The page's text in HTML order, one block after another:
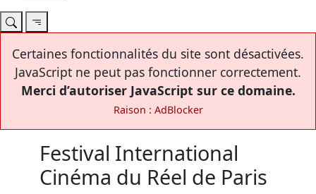
Certaines fonctionnalités du site sont désactivées.
JavaScript ne peut pas fonctionner correctement.
Merci d’autoriser JavaScript sur ce domaine.
Raison : AdBlocker
Festival International
Cinéma du Réel de Paris